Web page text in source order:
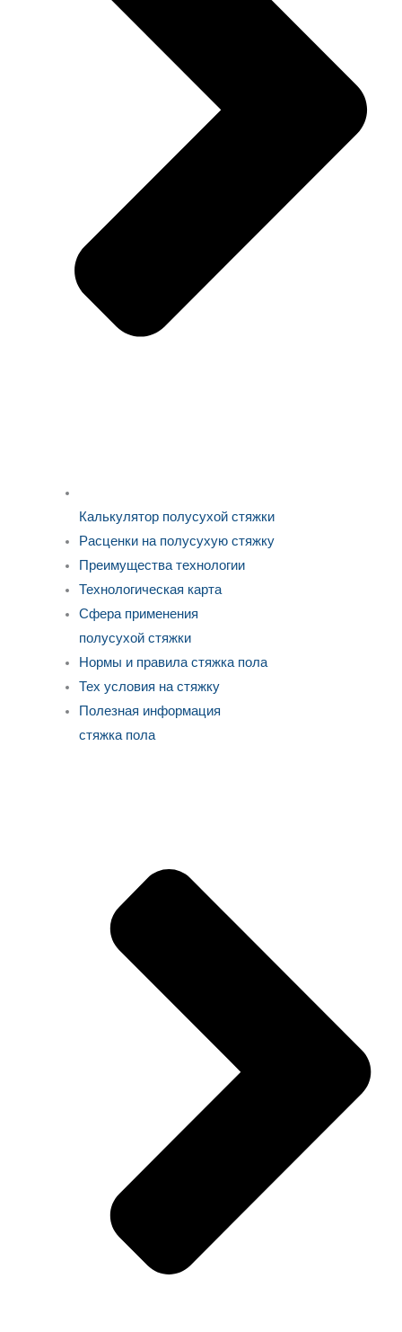
Калькулятор полусухой стяжки
Расценки на полусухую стяжку
Преимущества технологии
Технологическая карта
Сфера применения
полусухой стяжки
Нормы и правила стяжка пола
Тех условия на стяжку
Полезная информация
стяжка пола